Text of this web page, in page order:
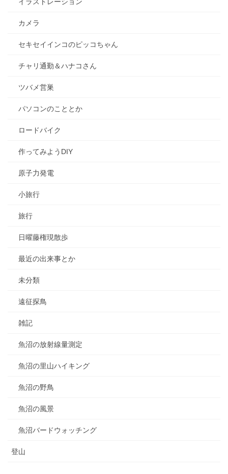
カメラ
セキセイインコのピッコちゃん
チャリ通勤＆ハナコさん
ツバメ営巣
パソコンのこととか
ロードバイク
作ってみようDIY
原子力発電
小旅行
旅行
日曜藤権現散歩
最近の出来事とか
未分類
遠征探鳥
雑記
魚沼の放射線量測定
魚沼の里山ハイキング
魚沼の野鳥
魚沼の風景
魚沼バードウォッチング
登山